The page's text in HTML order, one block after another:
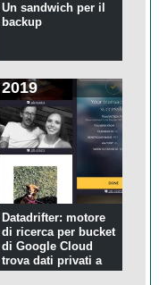
Un sandwich per il
backup
2019
Datadrifter: motore
di ricerca per bucket
di Google Cloud
trova dati privati a
p...